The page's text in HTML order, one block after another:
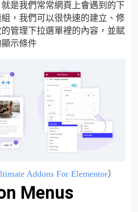
是我們常常網頁上會遇到的下
，我們可以很快速的建立、修
管理下拉選單裡的內容，並賦
示條件
Addons For Elementor）
Menus